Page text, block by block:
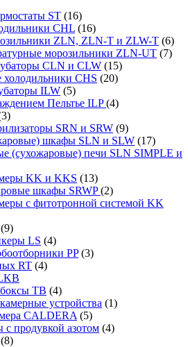
ST (16)
CHL (16)
ZLN, ZLN-T и ZLW-T (6)
морозильники ZLN-UT (7)
CLN и CLW (15)
холодильники CHS (20)
ILW (5)
Пельтье ILP(4)
SRN и SRW (9)
шкафы SLN и SLW (17)
(сухожаровые) печи SLN SIMPLE и
KK и KKS (13)
шкафы SRWP(2)
с фитотронной системой KK
(9)
LS (4)
PP (3)
RT (4)
TB (4)
устройства (1)
CALDERA (5)
продувкой азотом (4)
(8)